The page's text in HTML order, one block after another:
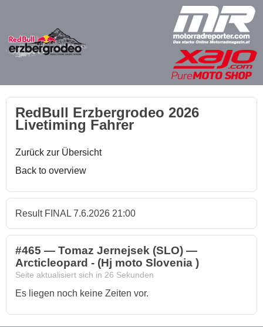
RedBull Erzbergrodeo 2026
Livetiming Fahrer
Zurück zur Übersicht
Back to overview
Result FINAL 7.6.2026 21:00
#465 — Tomaz Jernejsek (SLO) —
Arcticleopard - (Hj moto Slovenia )
Seite aktualisiert sich in 26 Sekunden
Es liegen noch keine Zeiten vor.